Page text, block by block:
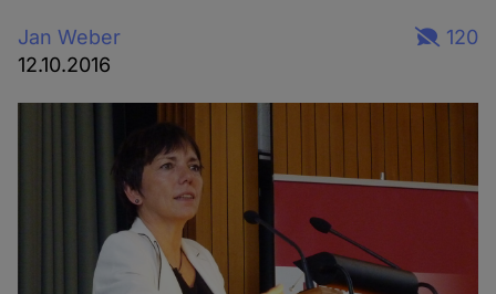
Jan Weber
12.10.2016
120